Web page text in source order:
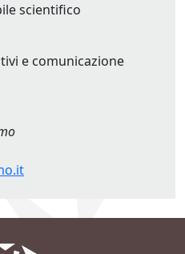
scientifico
e comunicazione